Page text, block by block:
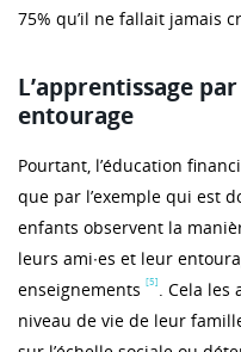
75% qu’il ne fallait jamais
L’apprentissage
entourage
Pourtant, l’éducation
que par l’exemple qui est
enfants observent la
leurs ami∙es et leur
enseignements [5] . Cela les
niveau de vie de leur